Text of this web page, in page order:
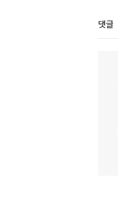
댓글